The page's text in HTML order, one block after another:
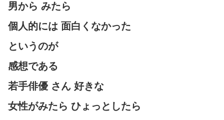
男から みたら
個人的には 面白くなかった
というのが
感想である
若手俳優 さん 好きな
女性がみたら ひょっとしたら